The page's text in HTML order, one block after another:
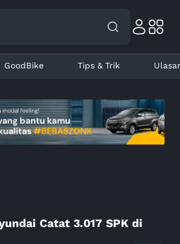
GoodBike Tips & Trik
Catat 3.017 SPK di